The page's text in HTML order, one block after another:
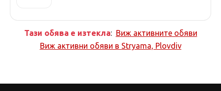
Тази обява е изтекла: Виж активните обяви
Виж активни обяви в Stryama, Plovdiv